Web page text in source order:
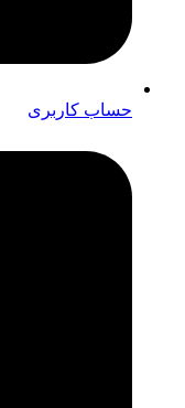
حساب کاربری